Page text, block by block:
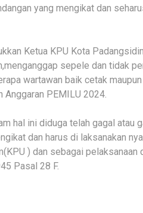
yang mengikat dan
Ketua KPU Kota
sepele dan tidak
wartawan baik cetak
Anggaran PEMILU 2024.
hal ini diduga telah gagal atau
dan harus di laksanakan
) dan sebagai pelaksanaan
Pasal 28 F.